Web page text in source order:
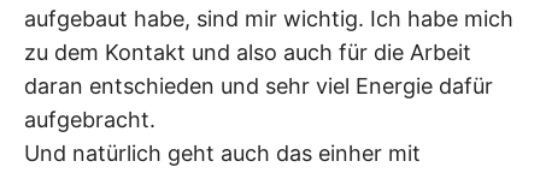
aufgebaut habe, sind mir wichtig. Ich habe mich
zu dem Kontakt und also auch für die Arbeit
daran entschieden und sehr viel Energie dafür
aufgebracht.
Und natürlich geht auch das einher mit